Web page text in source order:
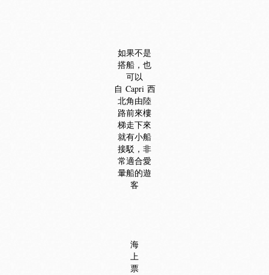
如果不是
搭船，也
可以
自 Capri 西
北角由陸
路前來樓
梯走下來
就有小船
接駁，非
常適合愛
暈船的遊
客
海
上
票